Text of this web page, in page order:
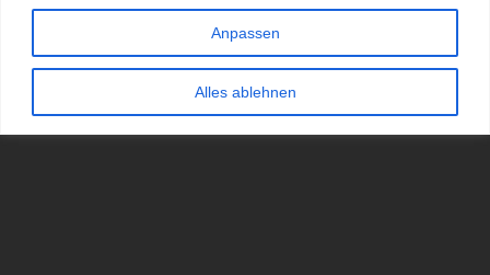
Anpassen
Alles ablehnen